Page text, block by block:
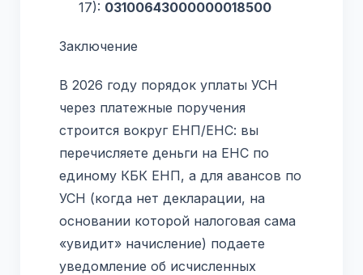
17): 03100643000000018500
Заключение
В 2026 году порядок уплаты УСН
через платежные поручения
строится вокруг ЕНП/ЕНС: вы
перечисляете деньги на ЕНС по
единому КБК ЕНП, а для авансов по
УСН (когда нет декларации, на
основании которой налоговая сама
«увидит» начисление) подаете
уведомление об исчисленных